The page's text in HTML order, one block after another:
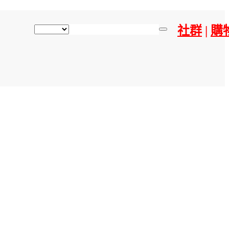
社群 | 購